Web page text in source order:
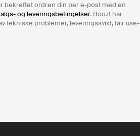
bekreftet ordren din per e-post med en
og leveringsbetingelser. Boozt har
tekniske problemer, leveringssvikt, fair use-